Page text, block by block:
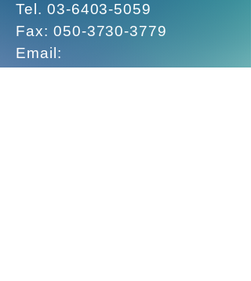
Tel. 03-6403-5059
Fax: 050-3730-3779
Email: